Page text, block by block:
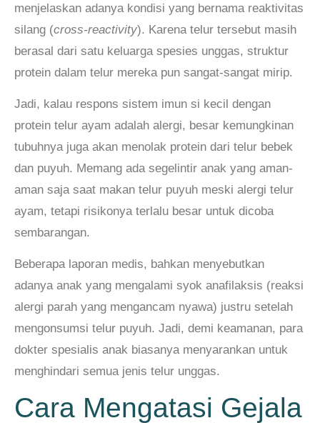
menjelaskan adanya kondisi yang bernama reaktivitas
silang (cross-reactivity). Karena telur tersebut masih
berasal dari satu keluarga spesies unggas, struktur
protein dalam telur mereka pun sangat-sangat mirip.
Jadi, kalau respons sistem imun si kecil dengan
protein telur ayam adalah alergi, besar kemungkinan
tubuhnya juga akan menolak protein dari telur bebek
dan puyuh. Memang ada segelintir anak yang aman-
aman saja saat makan telur puyuh meski alergi telur
ayam, tetapi risikonya terlalu besar untuk dicoba
sembarangan.
Beberapa laporan medis, bahkan menyebutkan
adanya anak yang mengalami syok anafilaksis (reaksi
alergi parah yang mengancam nyawa) justru setelah
mengonsumsi telur puyuh. Jadi, demi keamanan, para
dokter spesialis anak biasanya menyarankan untuk
menghindari semua jenis telur unggas.
Cara Mengatasi Gejala